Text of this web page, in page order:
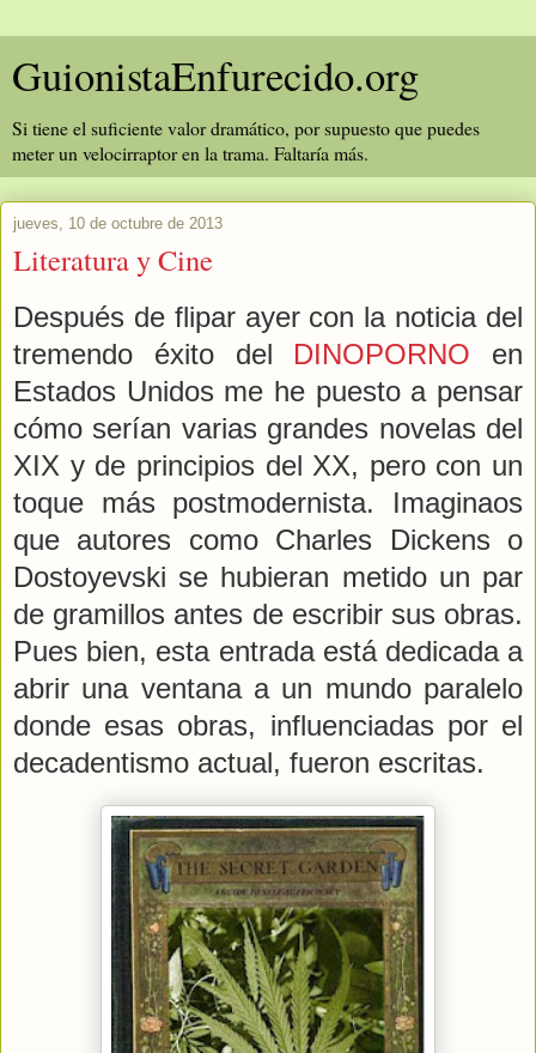
GuionistaEnfurecido.org
Si tiene el suficiente valor dramático, por supuesto que puedes
meter un velocirraptor en la trama. Faltaría más.
jueves, 10 de octubre de 2013
Literatura y Cine
Después de flipar ayer con la noticia del
tremendo éxito del DINOPORNO en
Estados Unidos me he puesto a pensar
cómo serían varias grandes novelas del
XIX y de principios del XX, pero con un
toque más postmodernista. Imaginaos
que autores como Charles Dickens o
Dostoyevski se hubieran metido un par
de gramillos antes de escribir sus obras.
Pues bien, esta entrada está dedicada a
abrir una ventana a un mundo paralelo
donde esas obras, influenciadas por el
decadentismo actual, fueron escritas.